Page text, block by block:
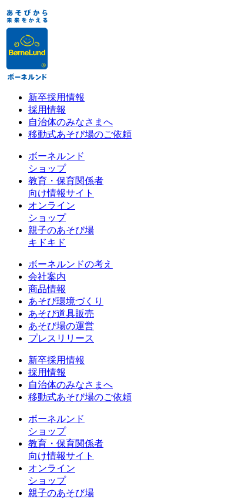
新卒採用情報
採用情報
自治体のみなさまへ
移動式あそび場のご依頼
ボーネルンド
ショップ
教育・保育関係者
向け情報サイト
オンライン
ショップ
親子のあそび場
キドキド
ボーネルンドの考え
会社案内
商品情報
あそび環境づくり
あそび道具販売
あそび場の運営
プレスリリース
新卒採用情報
採用情報
自治体のみなさまへ
移動式あそび場のご依頼
ボーネルンド
ショップ
教育・保育関係者
向け情報サイト
オンライン
ショップ
親子のあそび場